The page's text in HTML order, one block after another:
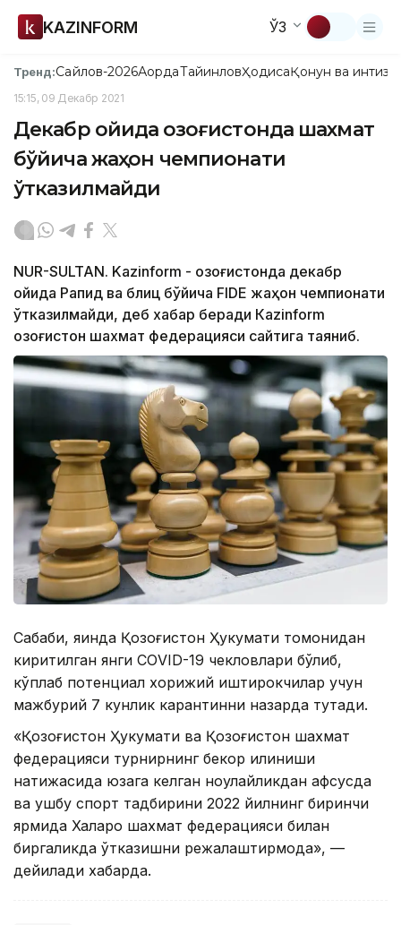
KAZINFORM ЎЗ
Тренд:Сайлов-2026АқордаТайинловҲодисаҚонун ва
15:15, 09 Декабр 2021
Декабр ойида Қозоғистонда шахмат
бўйича жаҳон чемпионати
ўтказилмайди
NUR-SULTAN. Kazinform - Қозоғистонда декабр
ойида Рапид ва блиц бўйича FIDE жаҳон чемпионати
ўтказилмайди, деб хабар беради Кazinform
Қозоғистон шахмат федерацияси сайтига таяниб.
Сабаби, яқинда Қозоғистон Ҳукумати томонидан
киритилган янги CОVID-19 чекловлари бўлиб,
кўплаб потенциал хорижий иштирокчилар учун
мажбурий 7 кунлик карантинни назарда тутади.
«Қозоғистон Ҳукумати ва Қозоғистон шахмат
федерацияси турнирнинг бекор қилиниши
натижасида юзага келган ноқулайликдан афсусда
ва ушбу спорт тадбирини 2022 йилнинг биринчи
ярмида Халқаро шахмат федерацияси билан
биргаликда ўтказишни режалаштирмоқда», —
дейилади хабарда.